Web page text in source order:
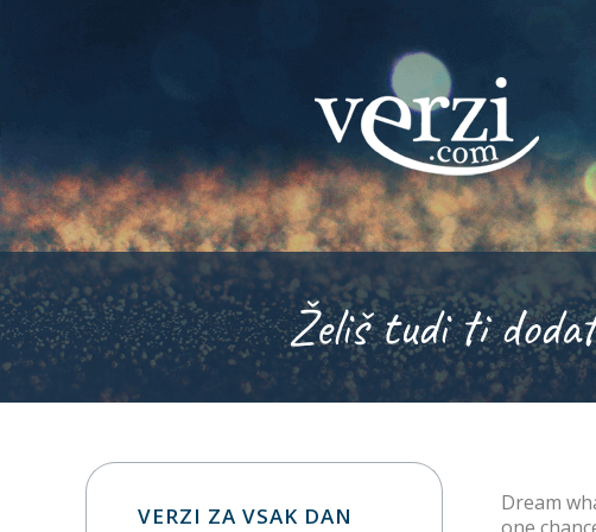
Želiš tudi ti
Dream
VERZI ZA VSAK DAN